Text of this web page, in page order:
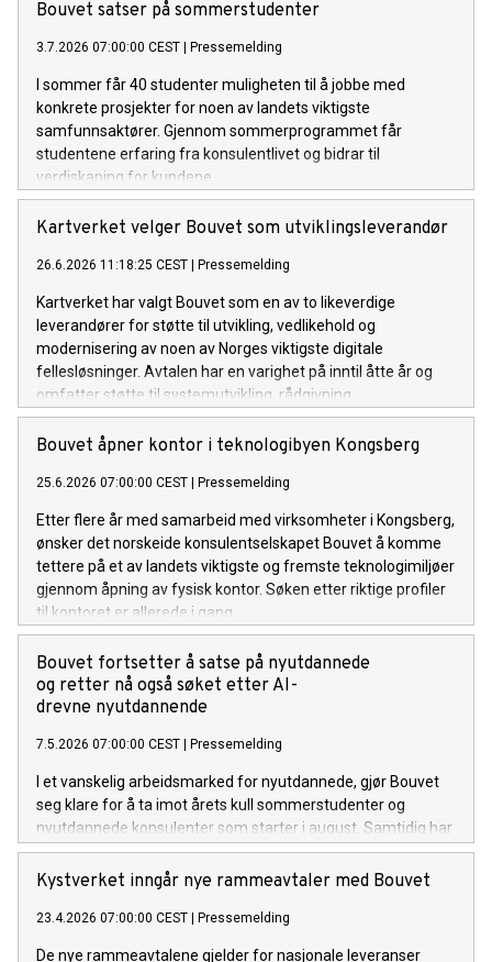
Bouvet satser på sommerstudenter
3.7.2026 07:00:00 CEST Pressemelding
I sommer får 40 studenter muligheten til å jobbe med
konkrete prosjekter for noen av landets viktigste
samfunnsaktører. Gjennom sommerprogrammet får
studentene erfaring fra konsulentlivet og bidrar til
verdiskaping for kundene.
Kartverket velger Bouvet som utviklingsleverandør
26.6.2026 11:18:25 CEST Pressemelding
Kartverket har valgt Bouvet som en av to likeverdige
leverandører for støtte til utvikling, vedlikehold og
modernisering av noen av Norges viktigste digitale
fellesløsninger. Avtalen har en varighet på inntil åtte år og
omfatter støtte til systemutvikling, rådgivning,
produktutvikling og større transformasjons- og
fornyelsesinitiativer.
Bouvet åpner kontor i teknologibyen Kongsberg
25.6.2026 07:00:00 CEST Pressemelding
Etter flere år med samarbeid med virksomheter i Kongsberg,
ønsker det norskeide konsulentselskapet Bouvet å komme
tettere på et av landets viktigste og fremste teknologimiljøer
gjennom åpning av fysisk kontor. Søken etter riktige profiler
til kontoret er allerede i gang.
Bouvet fortsetter å satse på nyutdannede
og retter nå også søket etter AI-
drevne nyutdannende
7.5.2026 07:00:00 CEST Pressemelding
I et vanskelig arbeidsmarked for nyutdannede, gjør Bouvet
seg klare for å ta imot årets kull sommerstudenter og
nyutdannede konsulenter som starter i august. Samtidig har
de utvidet søket etter nyutdannede AI-utviklere i Stavanger.
Kystverket inngår nye rammeavtaler med Bouvet
23.4.2026 07:00:00 CEST Pressemelding
De nye rammeavtalene gjelder for nasjonale leveranser